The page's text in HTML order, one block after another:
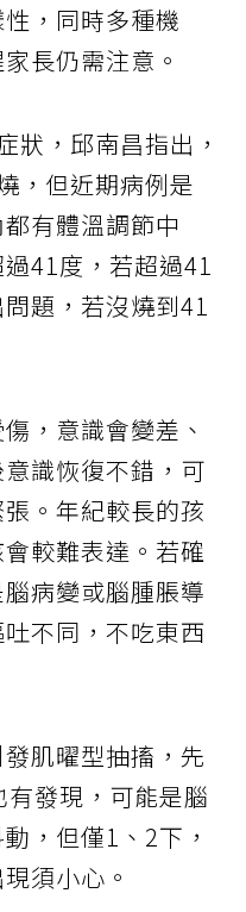
，同時多種機
長仍需注意。
狀，邱南昌指出，
，但近期病例是
都有體溫調節中
41度，若超過41
題，若沒燒到41
，意識會變差、
識恢復不錯，可
。年紀較長的孩
較難表達。若確
病變或腦腫脹導
不同，不吃東西
肌曜型抽搐，先
發現，可能是腦
，但僅1、2下，
須小心。